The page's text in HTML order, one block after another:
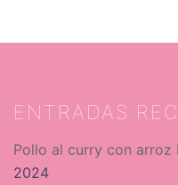
ENTRADAS
Pollo al curry con arroz
2024